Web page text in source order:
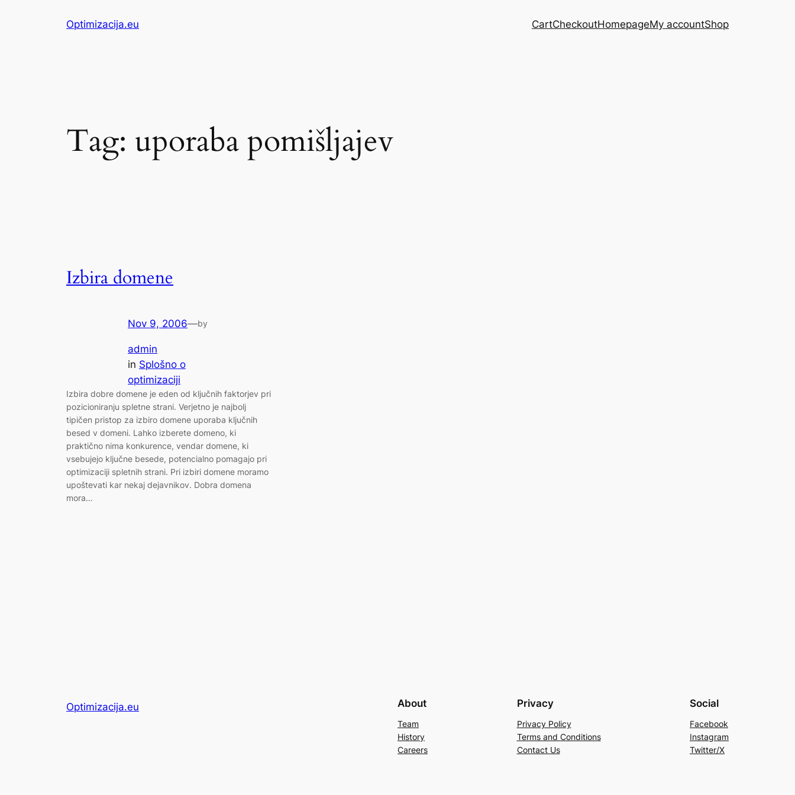
Optimizacija.eu CartCheckoutHomepageMy accountShop
Tag: uporaba pomišljajev
Izbira domene
Nov 9, 2006—by
admin
in Splošno o
optimizaciji
Izbira dobre domene je eden od ključnih faktorjev pri
pozicioniranju spletne strani. Verjetno je najbolj
tipičen pristop za izbiro domene uporaba ključnih
besed v domeni. Lahko izberete domeno, ki
praktično nima konkurence, vendar domene, ki
vsebujejo ključne besede, potencialno pomagajo pri
optimizaciji spletnih strani. Pri izbiri domene moramo
upoštevati kar nekaj dejavnikov. Dobra domena
mora…
Optimizacija.eu About
Team
History
Careers
Privacy
Privacy Policy
Terms and Conditions
Contact Us
Social
Facebook
Instagram
Twitter/X